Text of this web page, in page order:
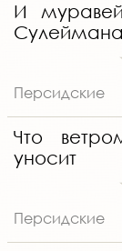
И
Сулеймана
Персидские
Что
уносит
Персидские